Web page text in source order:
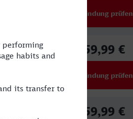
Verbindung prüfen
59,99 €
Verbindung prüfen
59,99 €